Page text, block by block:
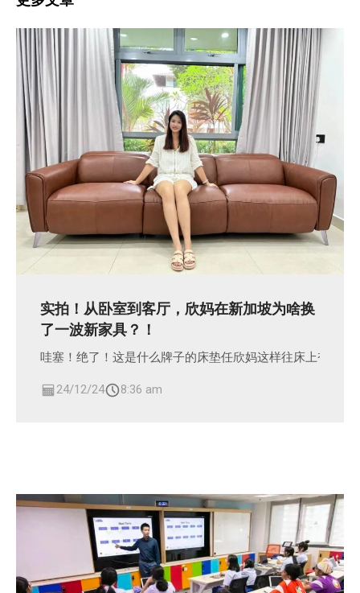
实拍！从卧室到客厅，欣妈在新加坡为啥换
了一波新家具？！
哇塞！绝了！这是什么牌子的床垫任欣妈这样往床上奋力
24/12/24 8:36 am